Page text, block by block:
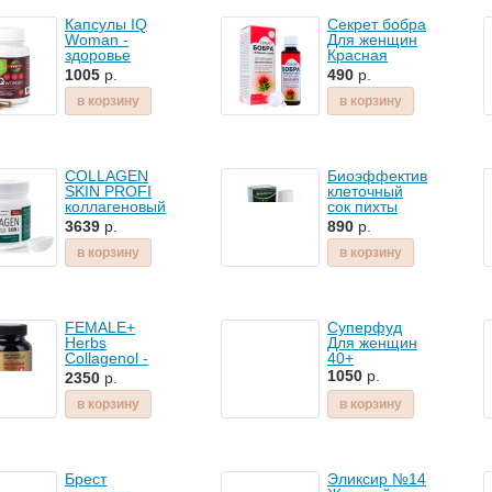
Капсулы IQ
Woman -
здоровье
женщины -
84капс
1005 р.
в корзину
Секрет бобра
Для женщин
Красная
щетка с
бобровой
струей капли
50мл
490 р.
в корзину
COLLAGEN
SKIN PROFI
коллагеновый
комплекс
(КОЖА,
ВОЛОСЫ,
НОГТИ ) -
укрепление
кожи,
волосяного
стержня и
фолликул,
ногтевых
пластин
3639 р.
в корзину
Биоэффектив
клеточный
сок пихты
сибирской
30мл
Bioeffective
890 р.
в корзину
FEMALE+
Herbs
Collagenol -
здоровье
молочных
желез
108капс
2350 р.
в корзину
Суперфуд
Для женщин
40+
1050 р.
в корзину
Брест
Эликсир №14